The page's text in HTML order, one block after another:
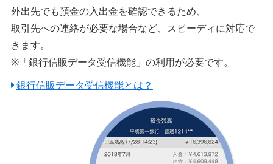
外出先でも預金の入出金を確認できるため、
取引先への連絡が必要な場合など、スピーディに対応で
きます。
※「銀行信販データ受信機能」の利用が必要です。
銀行信販データ受信機能とは？